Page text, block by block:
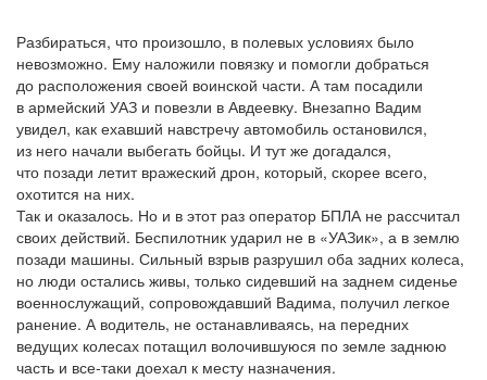
Разбираться, что произошло, в полевых условиях было
невозможно. Ему наложили повязку и помогли добраться
до расположения своей воинской части. А там посадили
в армейский УАЗ и повезли в Авдеевку. Внезапно Вадим
увидел, как ехавший навстречу автомобиль остановился,
из него начали выбегать бойцы. И тут же догадался,
что позади летит вражеский дрон, который, скорее всего,
охотится на них.
Так и оказалось. Но и в этот раз оператор БПЛА не рассчитал
своих действий. Беспилотник ударил не в «УАЗик», а в землю
позади машины. Сильный взрыв разрушил оба задних колеса,
но люди остались живы, только сидевший на заднем сиденье
военнослужащий, сопровождавший Вадима, получил легкое
ранение. А водитель, не останавливаясь, на передних
ведущих колесах потащил волочившуюся по земле заднюю
часть и все-таки доехал к месту назначения.